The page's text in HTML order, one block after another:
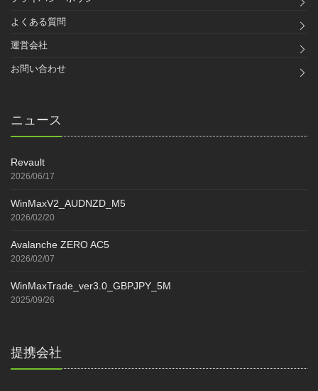
よくある質問
運営会社
お問い合わせ
ニュース
Revault
2026/06/17
WinMaxV2_AUDNZD_M5
2026/02/20
Avalanche ZERO AC5
2026/02/07
WinMaxTrade_ver3.0_GBPJPY_5M
2025/09/26
提携会社